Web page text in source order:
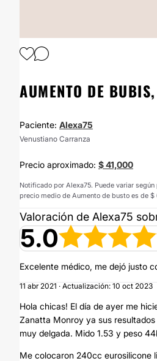
AUMENTO DE
Paciente: Alexa75
Venustiano Carranza
Precio aproximado: $ 41,000
Notificado por Alexa75. Puede variar
precio medio de Aumento de busto es de $
Valoración de Alexa75
5.0
Excelente médico, me dejó justo
11 abr 2021 · Actualización: 10 oct 2023
Hola chicas! El día de ayer me
Zanatta Monroy ya sus
muy delgada. Mido 1.53 y peso
Me colocaron 240cc eurosilicone